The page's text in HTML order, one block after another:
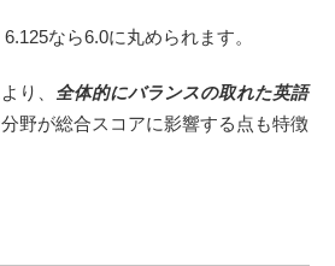
なら6.0に丸められます。
り、 全体的にバランスの取れた英語
野が総合スコアに影響する点も特徴